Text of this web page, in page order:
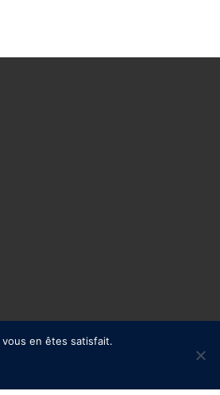
en êtes satisfait.